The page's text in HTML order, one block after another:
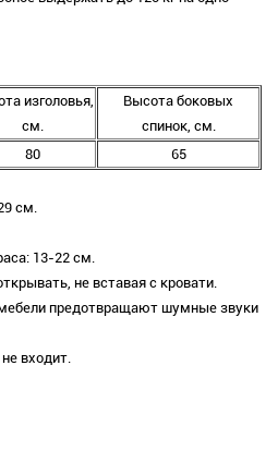
изголовья,
см.
Высота боковых
спинок, см.
80 65
см.
13-22 см.
не вставая с кровати.
предотвращают шумные звуки
входит.